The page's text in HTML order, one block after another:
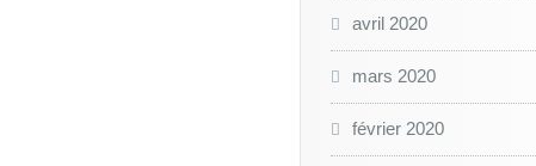
avril 2020
mars 2020
février 2020